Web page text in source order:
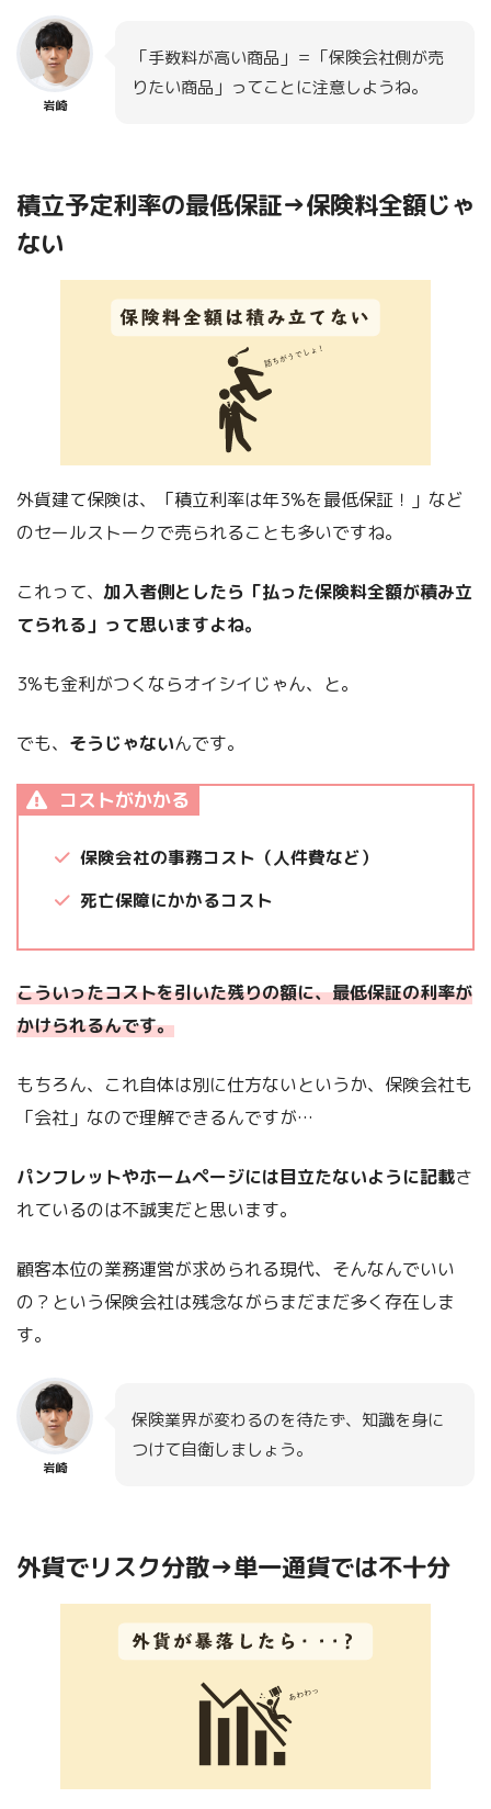
岩崎
「手数料が高い商品」＝「保険会社側が売
りたい商品」ってことに注意しようね。
積立予定利率の最低保証→保険料全額じゃ
ない
外貨建て保険は、「積立利率は年3%を最低保証！」など
のセールストークで売られることも多いですね。
これって、加入者側としたら「払った保険料全額が積み立
てられる」って思いますよね。
3%も金利がつくならオイシイじゃん、と。
でも、 そうじゃないんです。
コストがかかる
保険会社の事務コスト（人件費など）
死亡保障にかかるコスト
こういったコストを引いた残りの額に、最低保証の利率が
かけられるんです。
もちろん、これ自体は別に仕方ないというか、保険会社も
「会社」なので理解できるんですが…
パンフレットやホームページには目立たないように記載さ
れているのは不誠実だと思います。
顧客本位の業務運営が求められる現代、そんなんでいい
の？という保険会社は残念ながらまだまだ多く存在しま
す。
岩崎
保険業界が変わるのを待たず、知識を身に
つけて自衛しましょう。
外貨でリスク分散→単一通貨では不十分